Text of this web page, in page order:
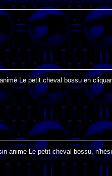
Le petit cheval bossu en
animé Le petit cheval bossu,